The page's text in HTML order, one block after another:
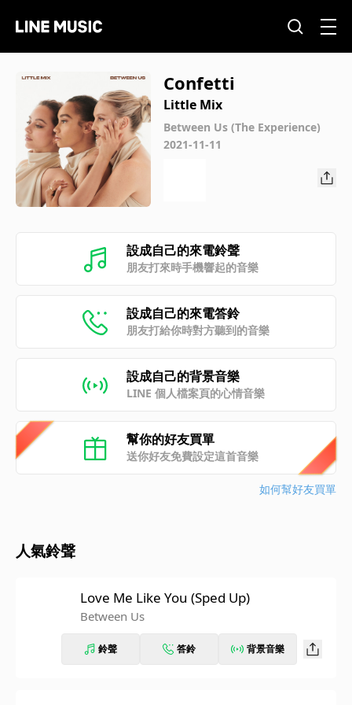
Confetti
Little Mix
Between Us (The Experience)
2021-11-11
設成自己的來電鈴聲
朋友打來時手機響起的音樂
設成自己的來電答鈴
朋友打給你時對方聽到的音樂
設成自己的背景音樂
LINE 個人檔案頁的心情音樂
幫你的好友買單
送你好友免費設定這首音樂
如何幫好友買單
人氣鈴聲
Love Me Like You (Sped Up)
Between Us
鈴聲 答鈴 背景音樂